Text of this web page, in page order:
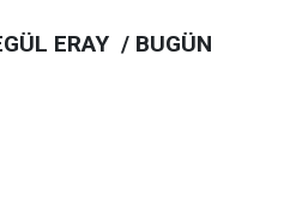
ERAY / BUGÜN